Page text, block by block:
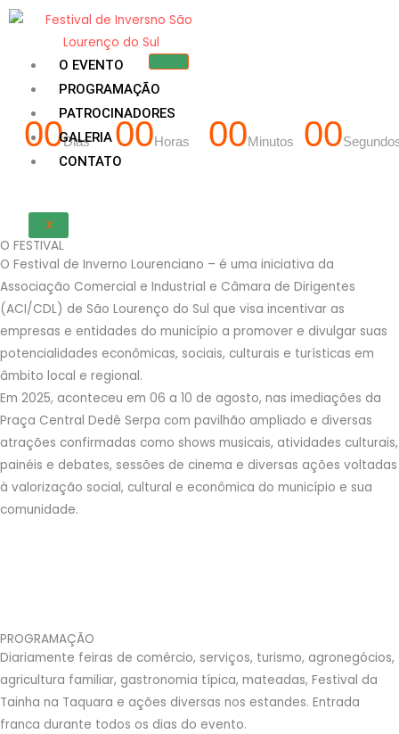
O EVENTO
PROGRAMAÇÃO
PATROCINADORES
GALERIA
CONTATO
X
00Dias 00Horas 00Minutos 00
O FESTIVAL
O Festival de Inverno Lourenciano – é uma iniciativa da
Associação Comercial e Industrial e Câmara de Dirigentes
(ACI/CDL) de São Lourenço do Sul que visa incentivar as
empresas e entidades do município a promover e divulgar suas
potencialidades econômicas, sociais, culturais e turísticas em
âmbito local e regional.
Em 2025, aconteceu em 06 a 10 de agosto, nas imediações da
Praça Central Dedê Serpa com pavilhão ampliado e diversas
atrações confirmadas como shows musicais, atividades culturais,
painéis e debates, sessões de cinema e diversas ações voltadas
à valorização social, cultural e econômica do município e sua
comunidade.
PROGRAMAÇÃO
Diariamente feiras de comércio, serviços, turismo, agronegócios,
agricultura familiar, gastronomia típica, mateadas, Festival da
Tainha na Taquara e ações diversas nos estandes. Entrada
franca durante todos os dias do evento.